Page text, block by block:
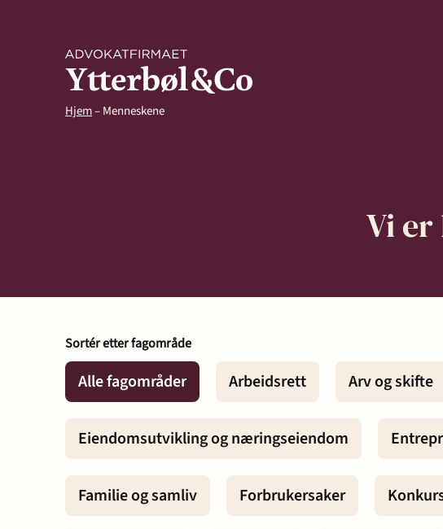
Hjem–Menneskene
Vi er
Sortér etter fagområde
Alle fagområder Arbeidsrett Arv og skifte
Eiendomsutvikling og næringseiendom
Familie og samliv Forbrukersaker
Arbeidsrett Arv og skifte
Avtaler og kontrakter
næringseiendom
anlegg
Erstatning ved
Familie og samliv